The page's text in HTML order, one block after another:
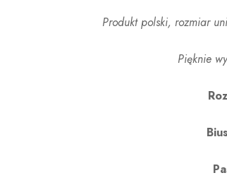
Produkt polski, rozmiar
Pięknie